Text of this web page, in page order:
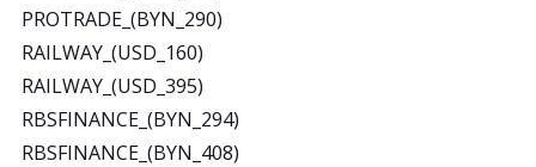
PROTRADE_(BYN_290)
RAILWAY_(USD_160)
RAILWAY_(USD_395)
RBSFINANCE_(BYN_294)
RBSFINANCE_(BYN_408)